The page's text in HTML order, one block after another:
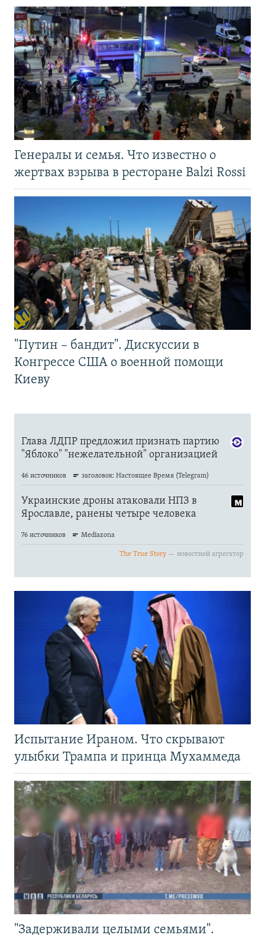
Генералы и семья. Что известно о
жертвах взрыва в ресторане Balzi Rossi
"Путин – бандит". Дискуссии в
Конгрессе США о военной помощи
Киеву
Испытание Ираном. Что скрывают
улыбки Трампа и принца Мухаммеда
"Задерживали целыми семьями".